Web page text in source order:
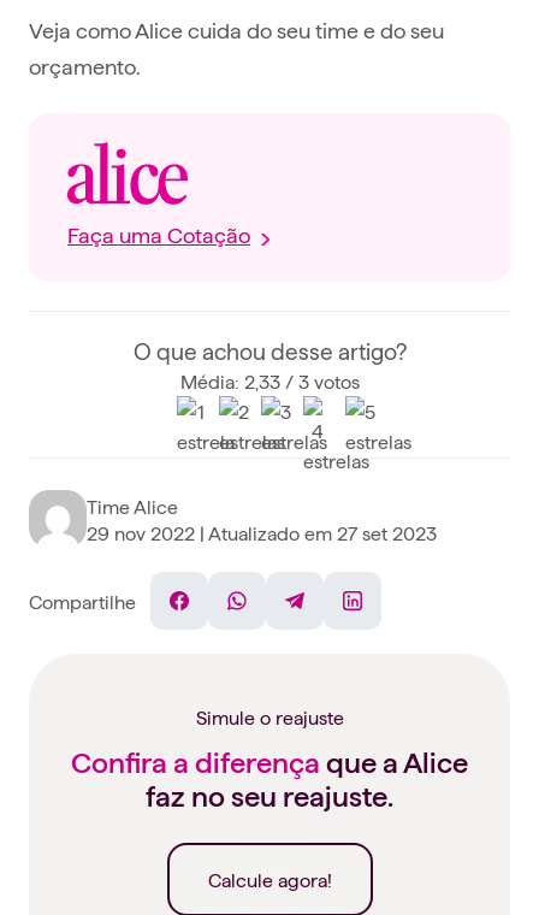
Veja como Alice cuida do seu time e do seu
orçamento.
Faça uma Cotação
O que achou desse artigo?
Média: 2,33 / 3 votos
Time Alice
29 nov 2022 | Atualizado em 27 set 2023
Compartilhe
FacebookWhatsAppTelegramLinkedin
Simule o reajuste
Confira a diferença que a Alice
faz no seu reajuste.
Calcule agora!